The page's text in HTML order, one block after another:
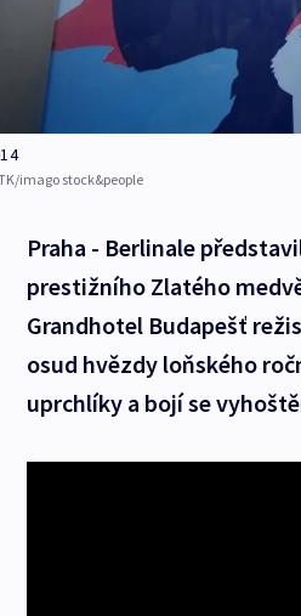
imago stock&people
Praha - Berlinale
prestižního Zlatého
Grandhotel Budapešť
osud hvězdy loňského
uprchlíky a bojí se